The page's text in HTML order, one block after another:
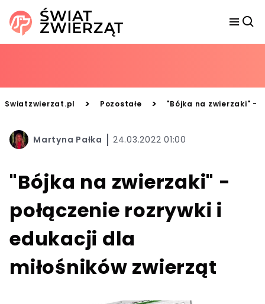
Swiatzwierzat.pl > Pozostałe > "Bójka na zwierzaki" -
Martyna Pałka 24.03.2022 01:00
"Bójka na zwierzaki" -
połączenie rozrywki i
edukacji dla
miłośników zwierząt